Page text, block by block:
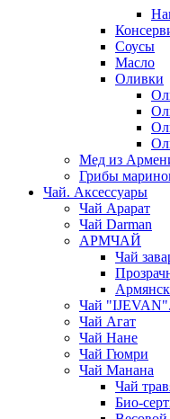
Соусы
Масло
Оливки
Мед из
Грибы
Чай. Аксессуары
Чай Арарат
Чай Darman
АРМЧАЙ
Чай
Чай
Чай Агат
Чай Нане
Чай Гюмри
Чай Манана
Чай
Био-